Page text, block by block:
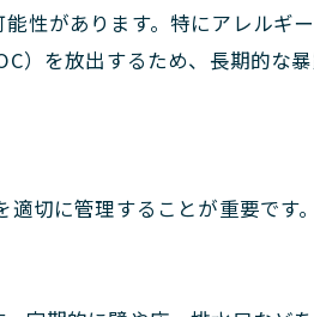
性があります。特にアレルギ
）を放出するため、長期的な
切に管理することが重要です